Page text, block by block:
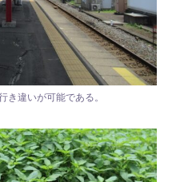
違いが可能である。